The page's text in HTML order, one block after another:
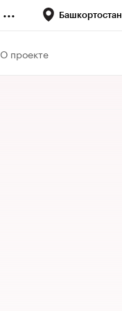
... Башкортостан
О проекте